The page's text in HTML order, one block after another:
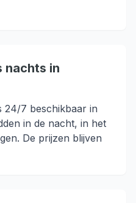
nachts in
24/7 beschikbaar in
in de nacht, in het
De prijzen blijven